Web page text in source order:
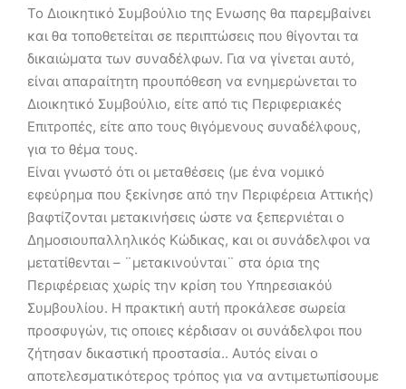
Το Διοικητικό Συμβούλιο της Ενωσης θα παρεμβαίνει
και θα τοποθετείται σε περιπτώσεις που θίγονται τα
δικαιώματα των συναδέλφων. Για να γίνεται αυτό,
είναι απαραίτητη προυπόθεση να ενημερώνεται το
Διοικητικό Συμβούλιο, είτε από τις Περιφεριακές
Επιτροπές, είτε απο τους θιγόμενους συναδέλφους,
για το θέμα τους.
Είναι γνωστό ότι οι μεταθέσεις (με ένα νομικό
εφεύρημα που ξεκίνησε από την Περιφέρεια Αττικής)
βαφτίζονται μετακινήσεις ώστε να ξεπερνιέται ο
Δημοσιουπαλληλικός Κώδικας, και οι συνάδελφοι να
μετατίθενται – ¨μετακινούνται¨ στα όρια της
Περιφέρειας χωρίς την κρίση του Υπηρεσιακόύ
Συμβουλίου. Η πρακτική αυτή προκάλεσε σωρεία
προσφυγών, τις οποιες κέρδισαν οι συνάδελφοι που
ζήτησαν δικαστική προστασία.. Αυτός είναι ο
αποτελεσματικότερος τρόπος για να αντιμετωπίσουμε